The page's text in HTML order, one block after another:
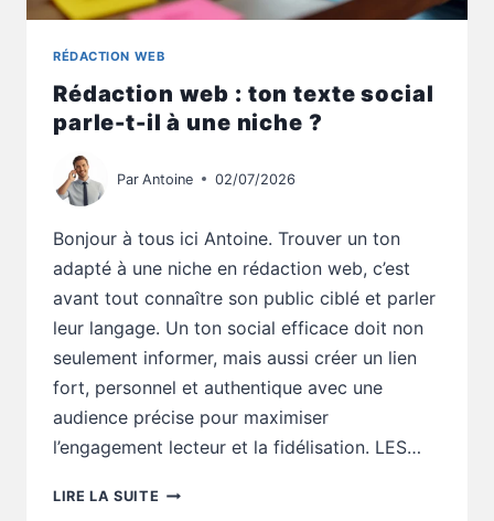
RÉDACTION WEB
Rédaction web : ton texte social
parle-t-il à une niche ?
Par Antoine 02/07/2026
Bonjour à tous ici Antoine. Trouver un ton
adapté à une niche en rédaction web, c’est
avant tout connaître son public ciblé et parler
leur langage. Un ton social efficace doit non
seulement informer, mais aussi créer un lien
fort, personnel et authentique avec une
audience précise pour maximiser
l’engagement lecteur et la fidélisation. LES…
LIRE LA SUITE RÉDACTION